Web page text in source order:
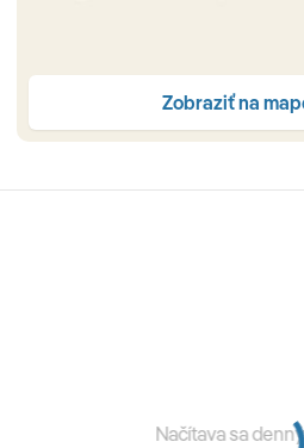
služby práčovne a čistiarne
Zobraziť na
Načítava sa